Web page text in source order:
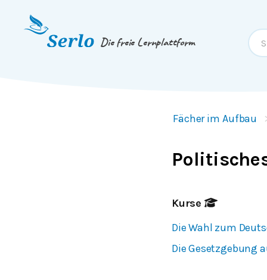
Springe zum
Die freie Lernplattform
Fächer im Aufbau
Kurse
Die Wahl zum
Die Gesetzgebung